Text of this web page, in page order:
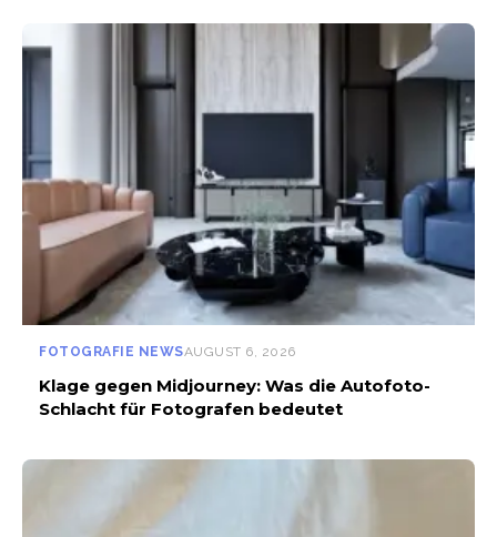
FOTOGRAFIE NEWSAUGUST 6, 2026
Klage gegen Midjourney: Was die Autofoto-
Schlacht für Fotografen bedeutet